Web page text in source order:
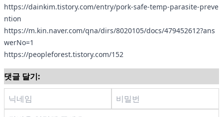
https://dainkim.tistory.com/entry/pork-safe-temp-parasite-preve
ntion
https://m.kin.naver.com/qna/dirs/8020105/docs/479452612?ans
werNo=1
https://peopleforest.tistory.com/152
댓글 달기: